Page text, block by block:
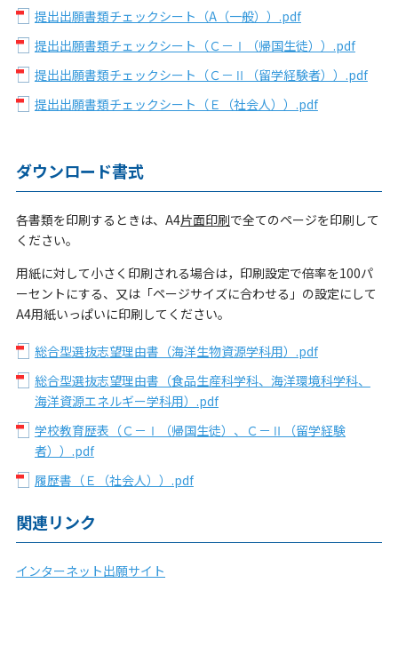
提出出願書類チェックシート（A（一般））.pdf
提出出願書類チェックシート（Ｃ－Ⅰ（帰国生徒））.pdf
提出出願書類チェックシート（Ｃ－Ⅱ（留学経験者））.pdf
提出出願書類チェックシート（Ｅ（社会人））.pdf
ダウンロード書式
各書類を印刷するときは、A4片面印刷で全てのページを印刷して
ください。
用紙に対して小さく印刷される場合は，印刷設定で倍率を100パ
ーセントにする、又は「ページサイズに合わせる」の設定にして
A4用紙いっぱいに印刷してください。
総合型選抜志望理由書（海洋生物資源学科用）.pdf
総合型選抜志望理由書（食品生産科学科、海洋環境科学科、
海洋資源エネルギー学科用）.pdf
学校教育歴表（Ｃ－Ⅰ（帰国生徒）、Ｃ－Ⅱ（留学経験
者））.pdf
履歴書（Ｅ（社会人））.pdf
関連リンク
インターネット出願サイト